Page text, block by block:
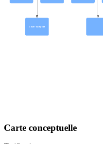
Carte conceptuelle